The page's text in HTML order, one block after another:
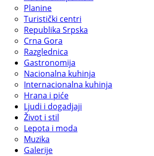
Planine
Turistički centri
Republika Srpska
Crna Gora
Razglednica
Gastronomija
Nacionalna kuhinja
Internacionalna kuhinja
Hrana i piće
Ljudi i dogadjaji
Život i stil
Lepota i moda
Muzika
Galerije